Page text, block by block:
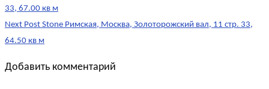
navigation
33, 67.00 кв м
Next Post Stone Римская, Москва, Золоторожский вал, 11 стр. 33,
64.50 кв м
Добавить комментарий